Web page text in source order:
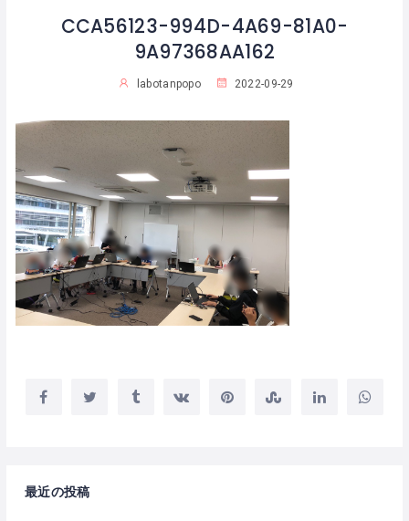
CCA56123-994D-4A69-81A0-
9A97368AA162
labotanpopo 2022-09-29
最近の投稿